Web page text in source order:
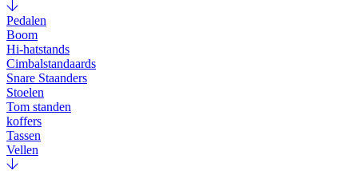
Pedalen
Boom
Hi-hatstands
Cimbalstandaards
Snare Staanders
Stoelen
Tom standen
koffers
Tassen
Vellen